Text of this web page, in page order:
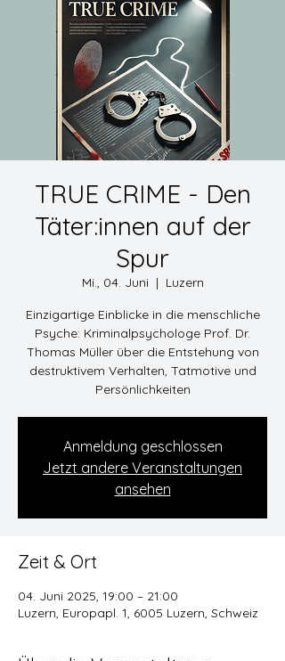
TRUE CRIME - Den
Täter:innen auf der
Spur
Mi., 04. Juni
  |
Luzern
Einzigartige Einblicke in die menschliche
Psyche: Kriminalpsychologe Prof. Dr.
Thomas Müller über die Entstehung von
destruktivem Verhalten, Tatmotive und
Persönlichkeiten
Anmeldung geschlossen
Jetzt andere Veranstaltungen
ansehen
Zeit & Ort
04. Juni 2025, 19:00 – 21:00
Luzern, Europapl. 1, 6005 Luzern, Schweiz